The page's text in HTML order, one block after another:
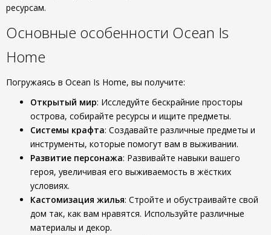
ресурсам.
Основные особенности Ocean Is
Home
Погружаясь в Ocean Is Home, вы получите:
Открытый мир: Исследуйте бескрайние просторы
острова, собирайте ресурсы и ищите предметы.
Системы крафта: Создавайте различные предметы и
инструменты, которые помогут вам в выживании.
Развитие персонажа: Развивайте навыки вашего
героя, увеличивая его выживаемость в жёстких
условиях.
Кастомизация жилья: Стройте и обустраивайте свой
дом так, как вам нравятся. Используйте различные
материалы и декор.